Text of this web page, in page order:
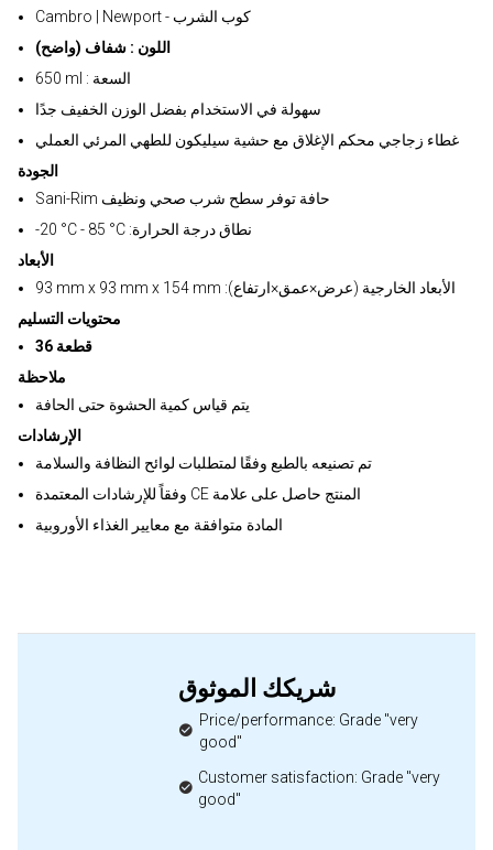
Cambro | Newport - كوب الشرب
اللون : شفاف (واضح)
650 ml : السعة
سهولة في الاستخدام بفضل الوزن الخفيف جدًا
غطاء زجاجي محكم الإغلاق مع حشية سيليكون للطهي المرئي العملي
الجودة
Sani-Rim حافة توفر سطح شرب صحي ونظيف
-20 °C - 85 °C :نطاق درجة الحرارة
الأبعاد
93 mm x 93 mm x 154 mm :الأبعاد الخارجية (عرض×عمق×ارتفاع)
محتويات التسليم
قطعة 36
ملاحظة
يتم قياس كمية الحشوة حتى الحافة
الإرشادات
تم تصنيعه بالطبع وفقًا لمتطلبات لوائح النظافة والسلامة
وفقاً للإرشادات المعتمدة CE المنتج حاصل على علامة
المادة متوافقة مع معايير الغذاء الأوروبية
شريكك الموثوق
Price/performance: Grade "very
good"
Customer satisfaction: Grade "very
good"